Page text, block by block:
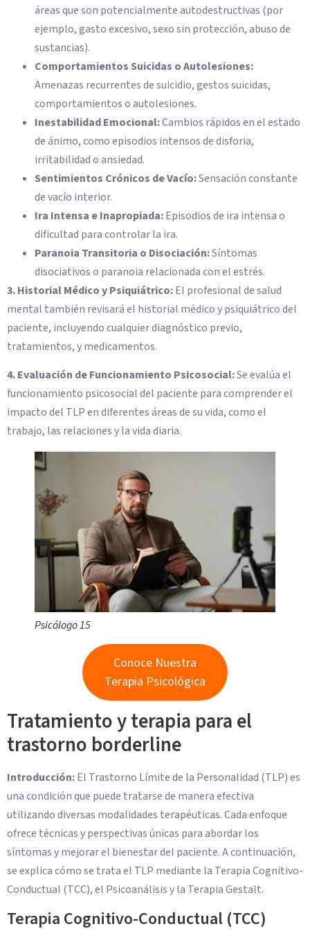
áreas que son potencialmente autodestructivas (por
ejemplo, gasto excesivo, sexo sin protección, abuso de
sustancias).
Comportamientos Suicidas o Autolesiones:
Amenazas recurrentes de suicidio, gestos suicidas,
comportamientos o autolesiones.
Inestabilidad Emocional:Cambios rápidos en el estado
de ánimo, como episodios intensos de disforia,
irritabilidad o ansiedad.
Sentimientos Crónicos de Vacío:Sensación constante
de vacío interior.
Ira Intensa e Inapropiada:Episodios de ira intensa o
dificultad para controlar la ira.
Paranoia Transitoria o Disociación:Síntomas
disociativos o paranoia relacionada con el estrés.
3. Historial Médico y Psiquiátrico:El profesional de salud
mental también revisará el historial médico y psiquiátrico del
paciente, incluyendo cualquier diagnóstico previo,
tratamientos, y medicamentos.
4. Evaluación de Funcionamiento Psicosocial:Se evalúa el
funcionamiento psicosocial del paciente para comprender el
impacto del TLP en diferentes áreas de su vida, como el
trabajo, las relaciones y la vida diaria.
Psicólogo 15
Conoce Nuestra
Terapia Psicológica
Tratamiento y terapia para el
trastorno borderline
Introducción:El Trastorno Límite de la Personalidad (TLP) es
una condición que puede tratarse de manera efectiva
utilizando diversas modalidades terapéuticas. Cada enfoque
ofrece técnicas y perspectivas únicas para abordar los
síntomas y mejorar el bienestar del paciente. A continuación,
se explica cómo se trata el TLP mediante la Terapia Cognitivo-
Conductual (TCC), el Psicoanálisis y la Terapia Gestalt.
Terapia Cognitivo-Conductual (TCC)